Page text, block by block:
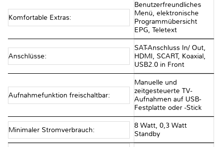
Komfortable Extras:
Benutzerfreundliches
Menü, elektronische
Programmübersicht
EPG, Teletext
Anschlüsse:
SAT-Anschluss In/ Out,
HDMI, SCART, Koaxial,
USB2.0 in Front
Aufnahmefunktion freischaltbar:
Manuelle und
zeitgesteuerte TV-
Aufnahmen auf USB-
Festplatte oder -Stick
Minimaler Stromverbrauch:
8 Watt, 0,3 Watt
Standby